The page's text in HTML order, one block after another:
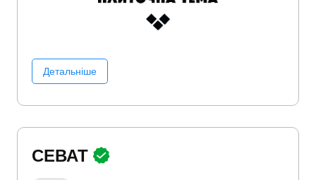
Детальніше
СЕВАТ